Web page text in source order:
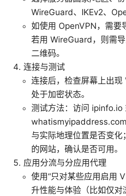
WireGuard、IKEv2、
如使用 OpenVPN，需要
若用 WireGuard，则需
二维码。
连接与测试
连接后，检查屏幕上出
处于加密状态。
测试方法：访问 ipinfo.io
与实际地理位置是否变化
的网站，确认是否可用。
应用分流与分应用代理
使用“只对某些应用启用
升性能与体验（比如仅对